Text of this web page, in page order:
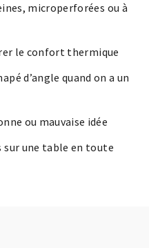
microperforées ou à
le confort thermique
d’angle quand on a un
ou mauvaise idée
une table en toute